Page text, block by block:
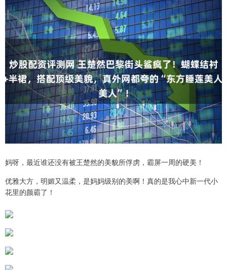
妈呀，最近谁还没有被王楚然的美貌所俘虏，霸屏一周的硬美！
优雅大方，明媚又温柔，是妈妈级别的美啊！真的是我心中新一代小
花里的颜霸了！